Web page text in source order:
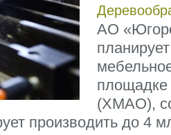
АО
(ХМАО),
производить до 4